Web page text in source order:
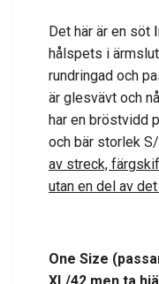
Det här är en söt
hålspets i
rundringad och
är glesvävt och
har en bröstvidd
och bär storlek
av streck,
utan en del av
One Size